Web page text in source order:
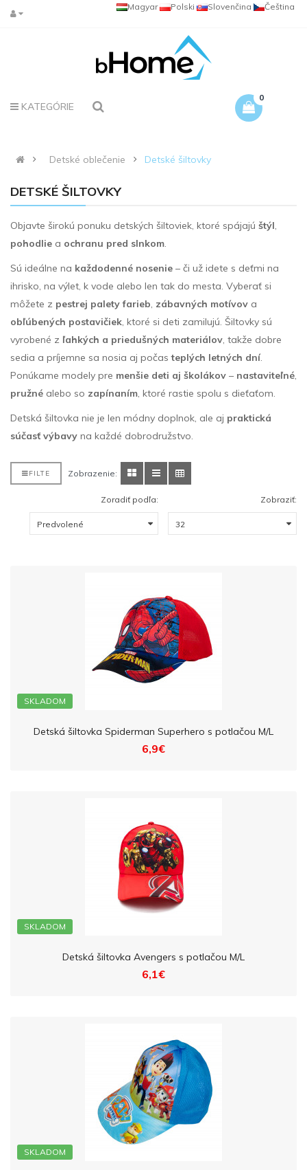
Čeština
Slovenčina
Polski
Magyar
KATEGÓRIE
0
Detské oblečenie Detské šiltovky
DETSKÉ ŠILTOVKY
Objavte širokú ponuku detských šiltoviek, ktoré spájajú štýl,
pohodlie a ochranu pred slnkom.
Sú ideálne na každodenné nosenie – či už idete s deťmi na
ihrisko, na výlet, k vode alebo len tak do mesta. Vyberať si
môžete z pestrej palety farieb, zábavných motívov a
obľúbených postavičiek, ktoré si deti zamilujú. Šiltovky sú
vyrobené z ľahkých a priedušných materiálov, takže dobre
sedia a príjemne sa nosia aj počasteplých letných dní.
Ponúkame modely pre menšie deti aj školákov – nastaviteľné,
pružné alebo so zapínaním, ktoré rastie spolu s dieťaťom.
Detská šiltovka nie je len módny doplnok, ale aj praktická
súčasť výbavy na každé dobrodružstvo.
FILTE Zobrazenie:
Zoradiť podľa: Zobraziť:
SKLADOM
Detská šiltovka Spiderman Superhero s potlačou M/L
6,9€
SKLADOM
Detská šiltovka Avengers s potlačou M/L
6,1€
SKLADOM